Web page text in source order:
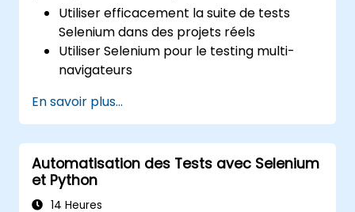
Utiliser efficacement la suite de tests
Selenium dans des projets réels
Utiliser Selenium pour le testing multi-
navigateurs
Grid
Exécuter des tests de régression
Selenium dans Jenkins
Préparer des rapports de test et des
rapports périodiques en utilisant Jenkins
En savoir plus...
Automatisation des Tests avec Selenium
et Python
14 Heures